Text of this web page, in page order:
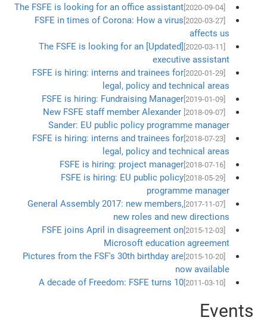
[2020-09-04]
The FSFE is looking for an office assistant
[2020-03-27]
FSFE in times of Corona: How a virus
affects us
[Updated] The FSFE is looking for an
executive assistant
[2020-01-29]
FSFE is hiring: interns and trainees for
legal, policy and technical areas
[2019-01-09]
FSFE is hiring: Fundraising Manager
[2018-09-07]
New FSFE staff member Alexander
Sander: EU public policy programme manager
[2018-07-23]
FSFE is hiring: interns and trainees for
legal, policy and technical areas
[2018-07-16]
FSFE is hiring: project manager
[2018-05-29]
FSFE is hiring: EU public policy
programme manager
[2017-11-07]
General Assembly 2017: new members,
new roles and new directions
[2015-12-03]
FSFE joins April in disagreement on
Microsoft education agreement
[2015-10-20]
Pictures from the FSF's 30th birthday are
now available
[2011-03-10]
A decade of Freedom: FSFE turns 10
Events